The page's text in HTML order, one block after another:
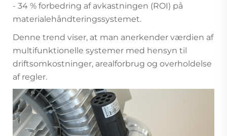
- 34 % forbedring af avkastningen (ROI) på
materialehåndteringssystemet.
Denne trend viser, at man anerkender værdien af
multifunktionelle systemer med hensyn til
driftsomkostninger, arealforbrug og overholdelse
af regler.